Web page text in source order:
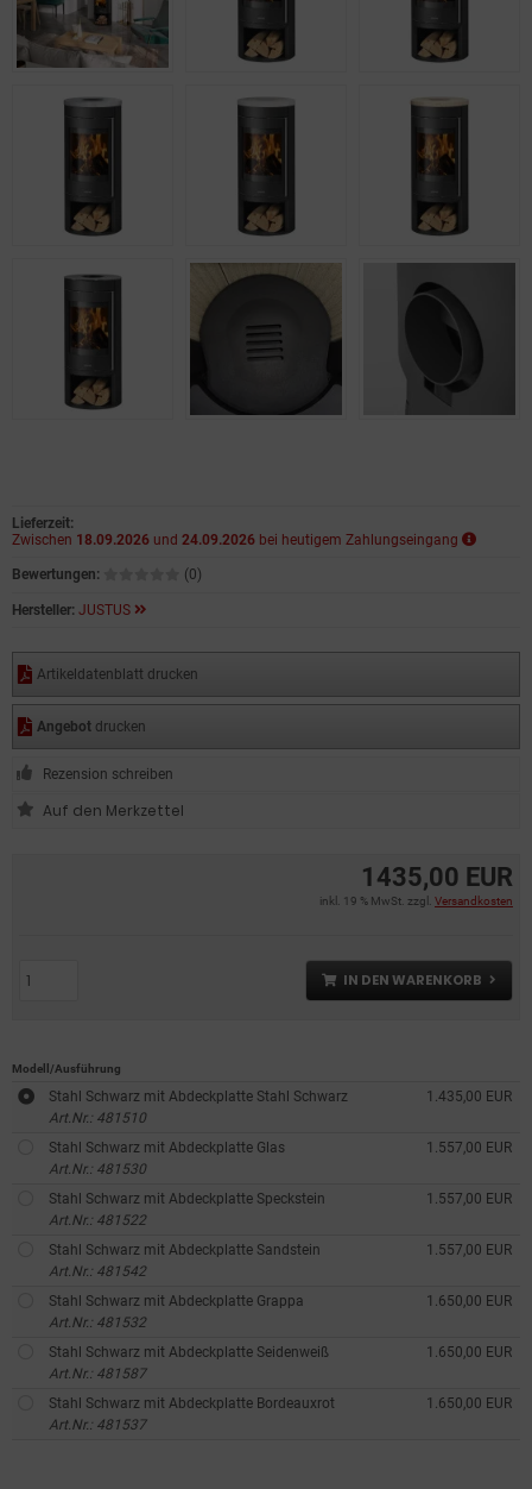
1435,00 EUR
inkl. 19 % MwSt. zzgl. Versandkosten
IN DEN WARENKORB
Lieferzeit:
Zwischen 18.09.2026 und 24.09.2026 bei heutigem Zahlungseingang
Bewertungen: (0)
Hersteller: JUSTUS
Artikeldatenblatt drucken
Angebot drucken
Rezension schreiben
Modell/Ausführung
Stahl Schwarz mit Abdeckplatte Stahl Schwarz
1.435,00 EUR
Art.Nr.: 481510
Stahl Schwarz mit Abdeckplatte Glas
1.557,00 EUR
Art.Nr.: 481530
Stahl Schwarz mit Abdeckplatte Speckstein
1.557,00 EUR
Art.Nr.: 481522
Stahl Schwarz mit Abdeckplatte Sandstein
1.557,00 EUR
Art.Nr.: 481542
Stahl Schwarz mit Abdeckplatte Grappa
1.650,00 EUR
Art.Nr.: 481532
Stahl Schwarz mit Abdeckplatte Seidenweiß
1.650,00 EUR
Art.Nr.: 481587
Stahl Schwarz mit Abdeckplatte Bordeauxrot
1.650,00 EUR
Art.Nr.: 481537